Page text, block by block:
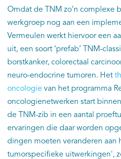
Omdat de TNM zo’n complexe
werkgroep nog aan een
Vermeulen werkt hiervoor een
uit, een soort ‘prefab’ TNM-
borstkanker, colorectaal
neuro-endocrine tumoren. Het
oncologie van het programma
oncologienetwerken start
de TNM-zib in een aantal
ervaringen die daar worden
dingen moeten veranderen aan
tumorspecifieke uitwerkingen',